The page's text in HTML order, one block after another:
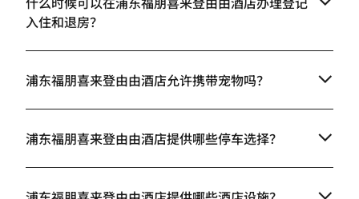
入住和退房？
浦东福朋喜来登由由酒店允许携带宠物吗？
浦东福朋喜来登由由酒店提供哪些停车选择？